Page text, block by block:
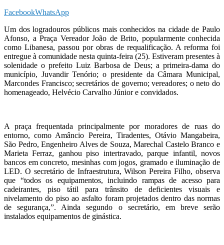
FacebookWhatsApp
Um dos logradouros públicos mais conhecidos na cidade de Paulo
Afonso, a Praça Vereador João de Brito, popularmente conhecida
como Libanesa, passou por obras de requalificação. A reforma foi
entregue à comunidade nesta quinta-feira (25). Estiveram presentes à
solenidade o prefeito Luiz Barbosa de Deus; a primeira-dama do
município, Juvandir Tenório; o presidente da Câmara Municipal,
Marcondes Francisco; secretários de governo; vereadores; o neto do
homenageado, Helvécio Carvalho Júnior e convidados.
A praça frequentada principalmente por moradores de ruas do
entorno, como Amâncio Pereira, Tiradentes, Otávio Mangabeira,
São Pedro, Engenheiro Alves de Souza, Marechal Castelo Branco e
Marieta Ferraz, ganhou piso intertravado, parque infantil, novos
bancos em concreto, mesinhas com jogos, gramado e iluminação de
LED. O secretário de Infraestrutura, Wilson Pereira Filho, observa
que “todos os equipamentos, incluindo rampas de acesso para
cadeirantes, piso tátil para trânsito de deficientes visuais e
nivelamento do piso ao asfalto foram projetados dentro das normas
de segurança,”. Ainda segundo o secretário, em breve serão
instalados equipamentos de ginástica.